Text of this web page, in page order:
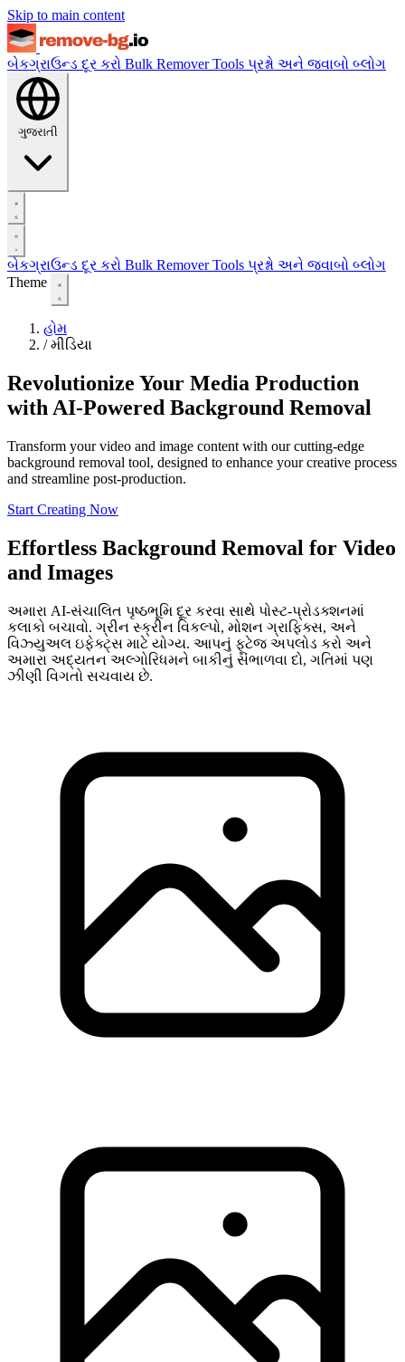
Skip to main content
બેકગ્રાઉન્ડ દૂર કરો Bulk RemoverTools પ્રશ્નો અને જવાબો બ્લોગ
ગુજરાતી
બેકગ્રાઉન્ડ દૂર કરો Bulk RemoverTools પ્રશ્નો અને જવાબો બ્લોગ
Theme
હોમ
/ મીડિયા
Revolutionize Your Media Production
with AI-Powered Background Removal
Transform your video and image content with our cutting-edge
background removal tool, designed to enhance your creative process
and streamline post-production.
Start Creating Now
Effortless Background Removal for Video
and Images
અમારા AI-સંચાલિત પૃષ્ઠભૂમિ દૂર કરવા સાથે પોસ્ટ-પ્રોડક્શનમાં
કલાકો બચાવો. ગ્રીન સ્ક્રીન વિકલ્પો, મોશન ગ્રાફિક્સ, અને
વિઝ્યુઅલ ઇફેક્ટ્સ માટે યોગ્ય. આપનું ફૂટેજ અપલોડ કરો અને
અમારા અદ્યતન અલ્ગોરિધમને બાકીનું સંભાળવા દો, ગતિમાં પણ
ઝીણી વિગતો સચવાય છે.